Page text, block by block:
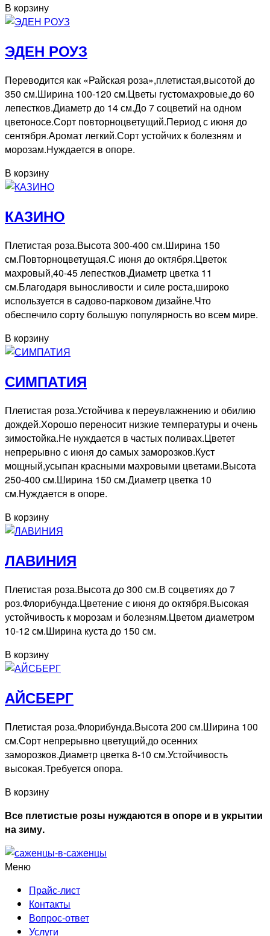
В корзину
ЭДЕН РОУЗ
Переводится как «Райская роза»,плетистая,высотой до
350 см.Ширина 100-120 см.Цветы густомахровые,до 60
лепестков.Диаметр до 14 см.До 7 соцветий на одном
цветоносе.Сорт повторноцветущий.Период с июня до
сентября.Аромат легкий.Сорт устойчих к болезням и
морозам.Нуждается в опоре.
В корзину
КАЗИНО
Плетистая роза.Высота 300-400 см.Ширина 150
см.Повторноцветущая.С июня до октября.Цветок
махровый,40-45 лепестков.Диаметр цветка 11
см.Благодаря выносливости и силе роста,широко
используется в садово-парковом дизайне.Что
обеспечило сорту большую популярность во всем мире.
В корзину
СИМПАТИЯ
Плетистая роза.Устойчива к переувлажнению и обилию
дождей.Хорошо переносит низкие температуры и очень
зимостойка.Не нуждается в частых поливах.Цветет
непрерывно с июня до самых заморозков.Куст
мощный,усыпан красными махровыми цветами.Высота
250-400 см.Ширина 150 см.Диаметр цветка 10
см.Нуждается в опоре.
В корзину
ЛАВИНИЯ
Плетистая роза.Высота до 300 см.В соцветиях до 7
роз.Флорибунда.Цветение с июня до октября.Высокая
устойчивость к морозам и болезням.Цветом диаметром
10-12 см.Ширина куста до 150 см.
В корзину
АЙСБЕРГ
Плетистая роза.Флорибунда.Высота 200 см.Ширина 100
см.Сорт непрерывно цветущий,до осенних
заморозков.Диаметр цветка 8-10 см.Устойчивость
высокая.Требуется опора.
В корзину
Все плетистые розы нуждаются в опоре и в укрытии
на зиму.
Меню
Прайс-лист
Контакты
Вопрос-ответ
Услуги